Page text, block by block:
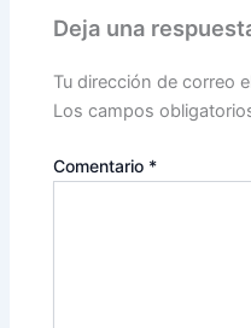
Deja una
Tu dirección de correo
Los campos
Comentario *